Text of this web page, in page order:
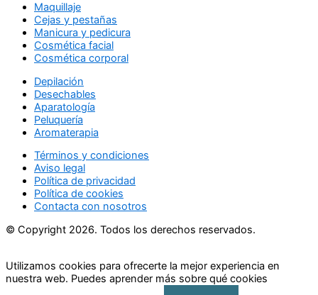
Maquillaje
Cejas y pestañas
Manicura y pedicura
Cosmética facial
Cosmética corporal
Depilación
Desechables
Aparatología
Peluquería
Aromaterapia
Términos y condiciones
Aviso legal
Política de privacidad
Política de cookies
Contacta con nosotros
© Copyright 2026. Todos los derechos reservados.
Utilizamos cookies para ofrecerte la mejor experiencia en
nuestra web. Puedes aprender más sobre qué cookies